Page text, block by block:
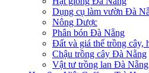
Dụng cụ làm vườn Đà
Nông Dược
Phân bón Đà Nẵng
Đất và giá thể trồng cây,
Chậu trồng cây Đà Nẵng
Vật tư trồng lan Đà Nẵng